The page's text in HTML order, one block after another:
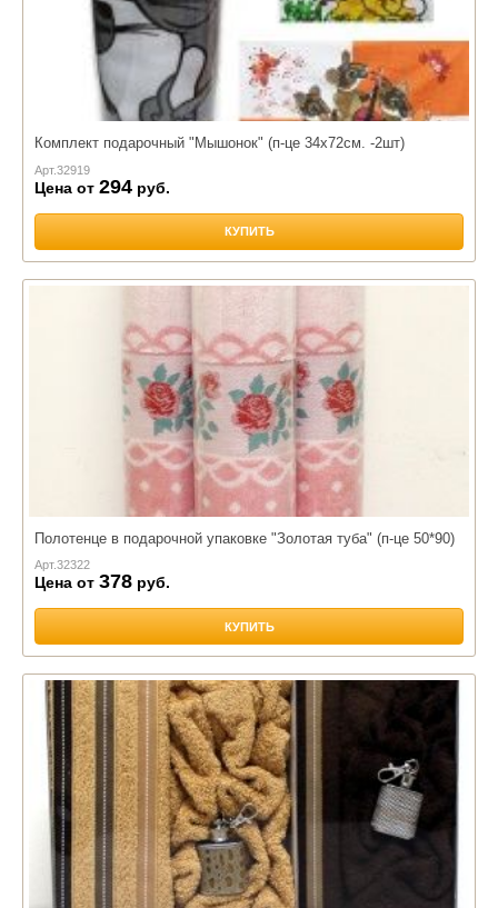
Комплект подарочный "Мышонок" (п-це 34х72см. -2шт)
Арт.32919
Цена от 294 руб.
КУПИТЬ
Полотенце в подарочной упаковке "Золотая туба" (п-це 50*90)
Арт.32322
Цена от 378 руб.
КУПИТЬ